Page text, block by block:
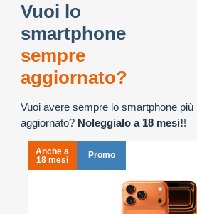
Vuoi lo
smartphone
sempre
aggiornato?
Vuoi avere sempre lo smartphone più
aggiornato? Noleggialo a 18 mesi!!
Anche a
18 mesi
Promo